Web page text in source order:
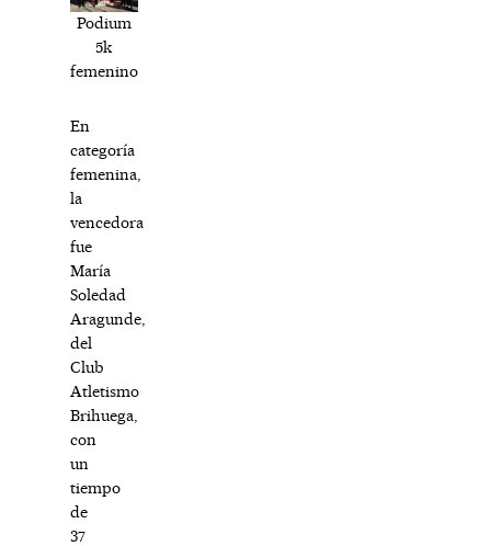
Podium
5k
femenino
En
categoría
femenina,
la
vencedora
fue
María
Soledad
Aragunde,
del
Club
Atletismo
Brihuega,
con
un
tiempo
de
37